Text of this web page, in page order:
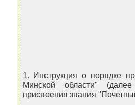
1. Инструкция о порядке
Минской области"
присвоения звания